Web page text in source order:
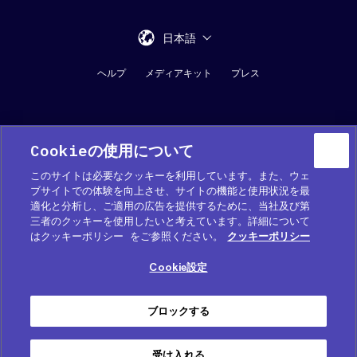
ヘルプ メディアキット プレス
日本語
Cookie 優先設定
プライバシーポリシー
サービス利用規約
Cookieの使用について
このサイトは必要なクッキーを利用しています。また、ウェ
ブサイトでの体験を向上させ、サイトの機能と使用状況を最
適化と分析し、ご適用の広告を提供するために、当社及び第
三者のクッキーを使用したいと考えています。詳細について
はクッキーポリシー をご参照ください。
クッキーポリシー
Cookie設定
ブロックする